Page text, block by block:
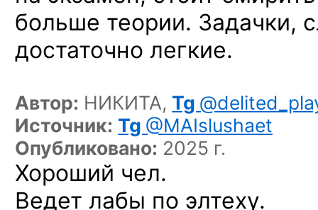
больше теории. Задачки,
достаточно легкие.
Автор: НИКИТА, Tg
Источник: Tg @MAIslushaet
Опубликовано: 2025 г.
Хороший чел.
Ведет лабы по элтеху.